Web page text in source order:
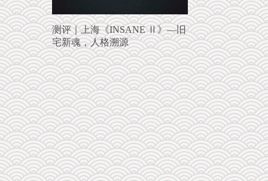
测评｜上海《INSANE Ⅱ》—旧
宅新魂，人格溯源